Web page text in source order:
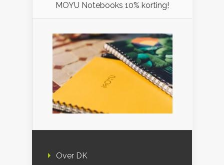
MOYU Notebooks 10% korting!
Over DK